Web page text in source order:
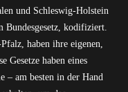
und Schleswig-Holstein
Bundesgesetz, kodifiziert.
haben ihre eigenen,
Gesetze haben eines
– am besten in der Hand